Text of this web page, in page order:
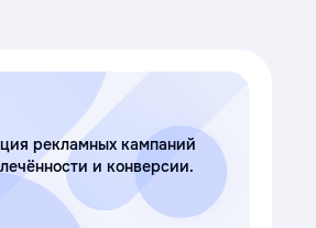
рекламных кампаний
и конверсии.